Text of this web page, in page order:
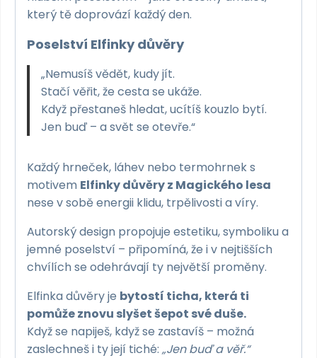
který tě doprovází každý den.
Poselství Elfinky důvěry
„Nemusíš vědět, kudy jít.
Stačí věřit, že cesta se ukáže.
Když přestaneš hledat, ucítíš kouzlo bytí.
Jen buď – a svět se otevře.“
Každý hrneček, láhev nebo termohrnek s
motivem Elfinky důvěry z Magického lesa
nese v sobě energii klidu, trpělivosti a víry.
Autorský design propojuje estetiku, symboliku a
jemné poselství – připomíná, že i v nejtišších
chvílích se odehrávají ty největší proměny.
Elfinka důvěry je bytostí ticha, která ti
pomůže znovu slyšet šepot své duše.
Když se napiješ, když se zastavíš – možná
zaslechneš i ty její tiché: „Jen buď a věř.“